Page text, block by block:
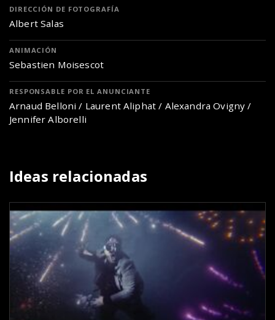
DIRECCIÓN DE FOTOGRAFÍA
Albert Salas
ANIMACIÓN
Sebastien Moisescot
RESPONSABLE POR EL ANUNCIANTE
Arnaud Belloni / Laurent Aliphat / Alexandra Ovigny /
Jennifer Alborelli
Ideas relacionadas